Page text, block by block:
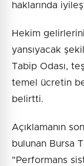
haklarında
Hekim
yansıyacak
Tabip Odası,
temel ücretin
belirtti.
Açıklamanın
bulunan Bursa
"Performans